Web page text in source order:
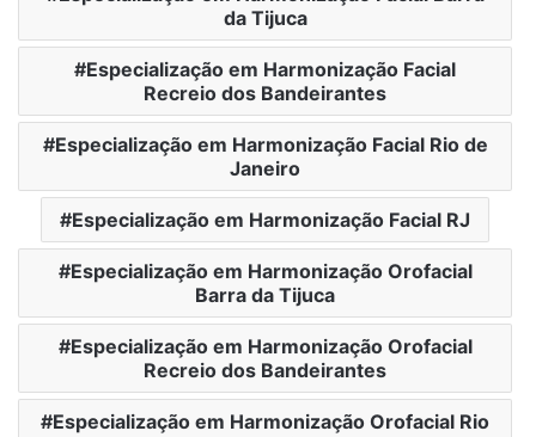
da Tijuca
Especialização em Harmonização Facial
Recreio dos Bandeirantes
Especialização em Harmonização Facial Rio de
Janeiro
Especialização em Harmonização Facial RJ
Especialização em Harmonização Orofacial
Barra da Tijuca
Especialização em Harmonização Orofacial
Recreio dos Bandeirantes
Especialização em Harmonização Orofacial Rio